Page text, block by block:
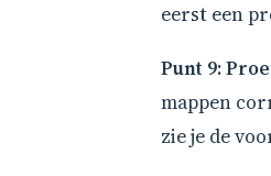
eerst een
Punt 9:
mappen
zie je de